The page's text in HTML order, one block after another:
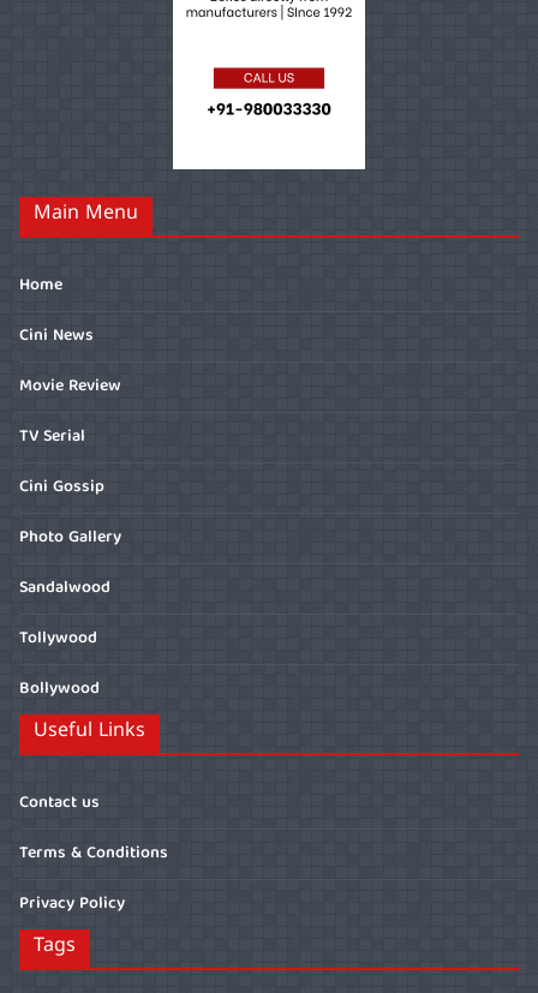
Main Menu
Home
Cini News
Movie Review
TV Serial
Cini Gossip
Photo Gallery
Sandalwood
Tollywood
Bollywood
Useful Links
Contact us
Terms & Conditions
Privacy Policy
Tags